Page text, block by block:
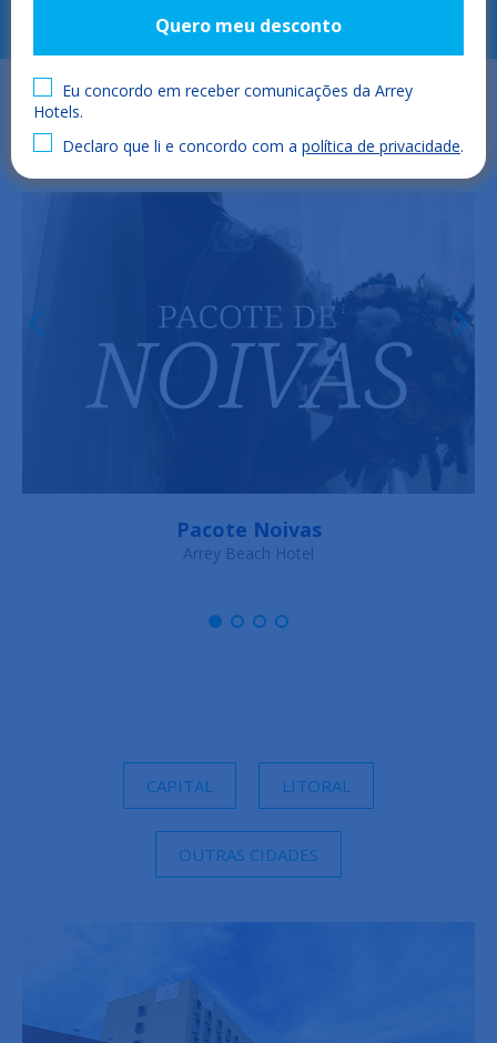
Quero meu desconto
Eu concordo em receber comunicações da Arrey
Hotels.
Declaro que li e concordo com a política de privacidade.
RESERVAR
Pacote de aniversário
Arrey Boutique Hotel
CAPITAL LITORAL
OUTRAS CIDADES